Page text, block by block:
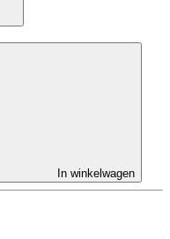
In winkelwagen